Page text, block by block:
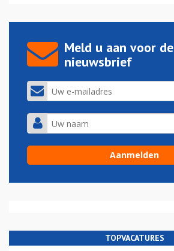
Meld u aan voor de
nieuwsbrief
TOPVACATURES